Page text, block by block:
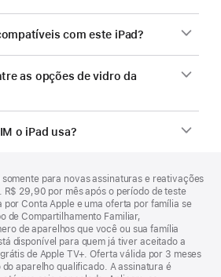
com este iPad?
as opções de vidro da
o iPad usa?
para novas assinaturas e reativações
29,90 por mês após o período de teste
Conta Apple e uma oferta por família se
de Compartilhamento Familiar,
de aparelhos que você ou sua família
disponível para quem já tiver aceitado a
de Apple TV+. Oferta válida por 3 meses
aparelho qualificado. A assinatura é